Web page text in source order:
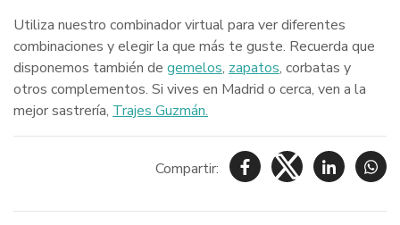
Utiliza nuestro combinador virtual para ver diferentes
combinaciones y elegir la que más te guste. Recuerda que
disponemos también de gemelos, zapatos, corbatas y
otros complementos. Si vives en Madrid o cerca, ven a la
mejor sastrería, Trajes Guzmán.
Compartir: